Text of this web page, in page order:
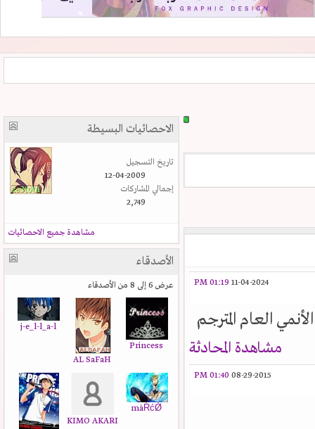
11-04-2024
01:19 PM
العام المترجم
مشاهدة المحادثة
08-29-2015
01:40 PM
الاحصائيات البسيطة
تاريخ التسجيل
12-04-2009
إجمالي المشاركات
2,749
مشاهدة جميع الاحصائيات
الأصدقاء
عرض 6 إلى 8 من الأصدقاء
Princess
AL SaFaH
j-e_l-l_a-l
màŔćǾ
KIMO AKARI